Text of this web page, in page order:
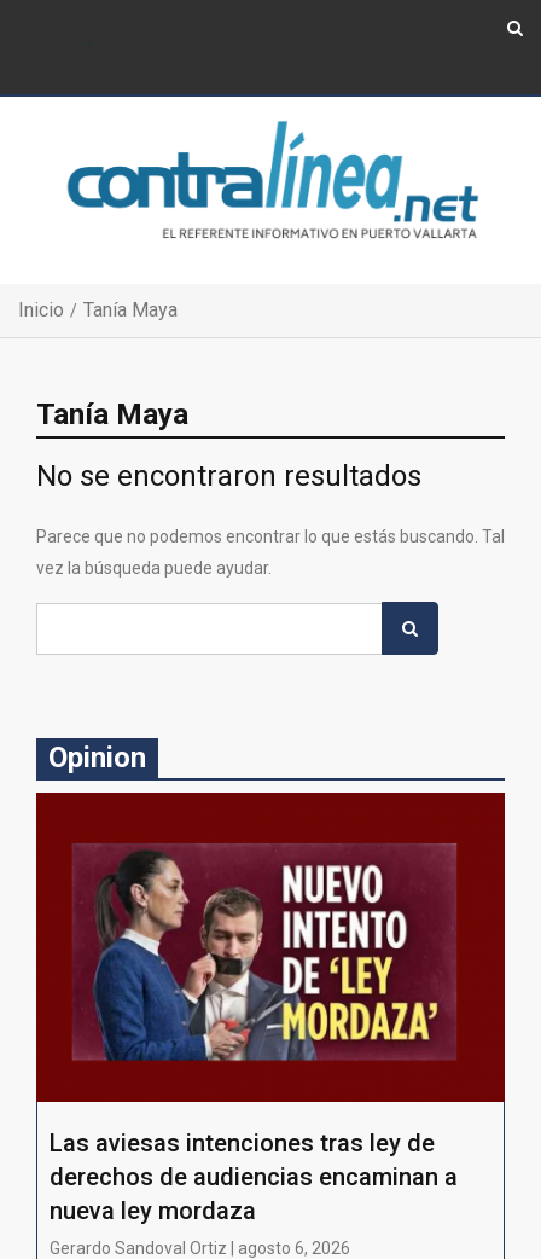
Inicio Tanía Maya
Tanía Maya
No se encontraron resultados
Parece que no podemos encontrar lo que estás buscando. Tal
vez la búsqueda puede ayudar.
Opinion
Las aviesas intenciones tras ley de
derechos de audiencias encaminan a
nueva ley mordaza
Gerardo Sandoval Ortiz | agosto 6, 2026